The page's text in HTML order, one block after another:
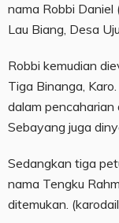
nama Robbi Daniel
Lau Biang, Desa
Robbi kemudian
Tiga Binanga,
dalam pencaharian
Sebayang juga
Sedangkan tiga
nama Tengku
ditemukan.